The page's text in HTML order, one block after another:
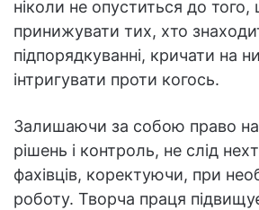
ніколи не опуститься до
принижувати тих, хто
підпорядкуванні, кричати на
інтригувати проти когось.
Залишаючи за собою право
рішень і контроль, не слід
фахівців, коректуючи, при
роботу. Творча праця